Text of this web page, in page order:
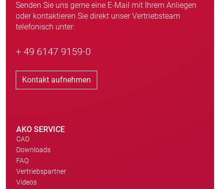
Senden Sie uns gerne eine E-Mail mit Ihrem Anliegen
oder kontaktieren Sie direkt unser Vertriebsteam
telefonisch unter:
+ 49 6147 9159-0
Kontakt aufnehmen
AKO SERVICE
CAD
Downloads
FAQ
Vertriebspartner
Videos